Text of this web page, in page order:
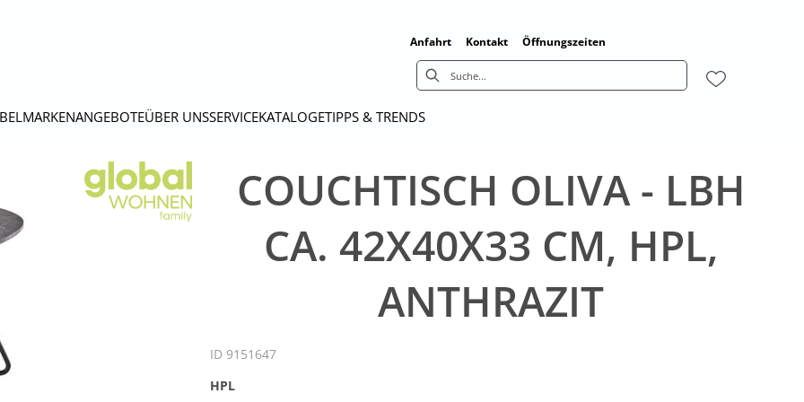
Anfahrt Kontakt Öffnungszeiten
MARKENANGEBOTEÜBER UNSSERVICEKATALOGETIPPS & TRENDS
COUCHTISCH OLIVA - LBH
CA. 42X40X33 CM, HPL,
ANTHRAZIT
ID 9151647
HPL